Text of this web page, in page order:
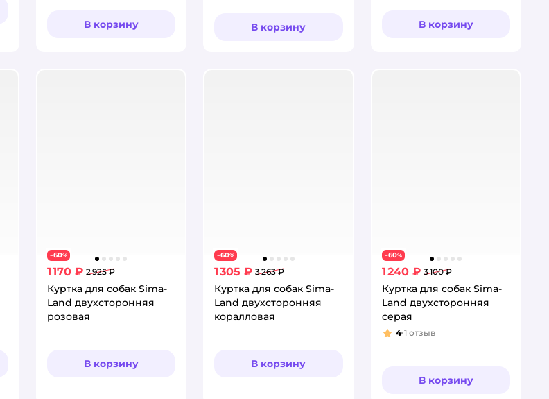
В корзину В корзину В корзину
−60%
1 170 ₽ 2 925 ₽
Куртка для собак Sima-
Land двухсторонняя
розовая
В корзину
−60%
1 305 ₽ 3 263 ₽
Куртка для собак Sima-
Land двухсторонняя
коралловая
В корзину
−60%
1 240 ₽ 3 100 ₽
Куртка для собак Sima-
Land двухсторонняя
серая
Рейтинг:
4 1 отзыв
В корзину